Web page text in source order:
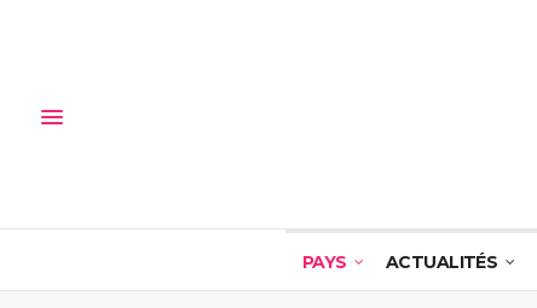
PAYS ACTUALITÉS